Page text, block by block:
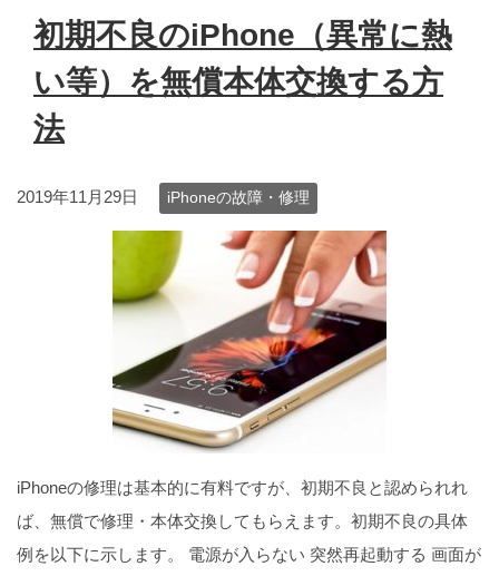
初期不良のiPhone（異常に熱
い等）を無償本体交換する方
法
2019年11月29日 iPhoneの故障・修理
iPhoneの修理は基本的に有料ですが、初期不良と認められれ
ば、無償で修理・本体交換してもらえます。初期不良の具体
例を以下に示します。 電源が入らない 突然再起動する 画面が